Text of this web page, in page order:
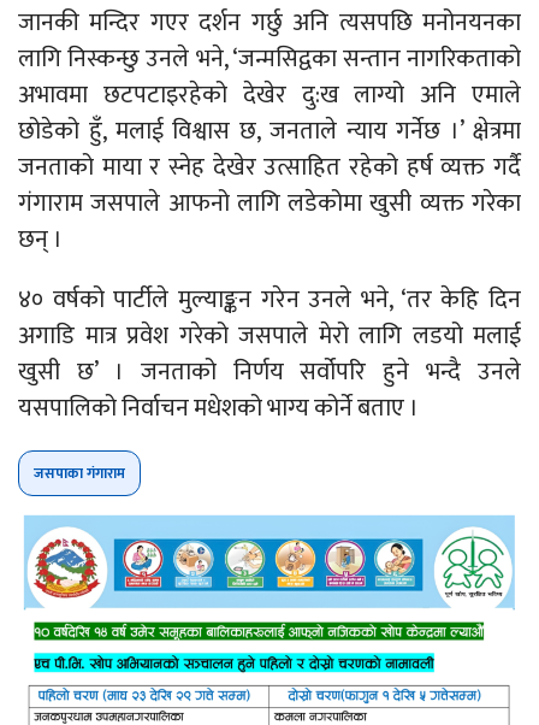
जानकी मन्दिर गएर दर्शन गर्छु अनि त्यसपछि मनोनयनका
लागि निस्कन्छु उनले भने, ‘जन्मसिद्वका सन्तान नागरिकताको
अभावमा छटपटाइरहेको देखेर दु:ख लाग्यो अनि एमाले
छोडेको हुँ, मलाई विश्वास छ, जनताले न्याय गर्नेछ ।’ क्षेत्रमा
जनताको माया र स्नेह देखेर उत्साहित रहेको हर्ष व्यक्त गर्दै
गंगाराम जसपाले आफनो लागि लडेकोमा खुसी व्यक्त गरेका
छन् ।
४० वर्षको पार्टीले मुल्याङ्कन गरेन उनले भने, ‘तर केहि दिन
अगाडि मात्र प्रवेश गरेको जसपाले मेरो लागि लडयो मलाई
खुसी छ’ । जनताको निर्णय सर्वोपरि हुने भन्दै उनले
यसपालिको निर्वाचन मधेशको भाग्य कोर्ने बताए ।
जसपाका गंगाराम